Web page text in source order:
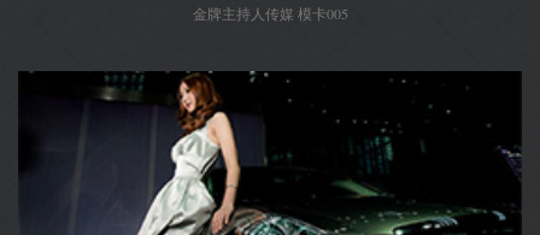
金牌主持人传媒 模卡005